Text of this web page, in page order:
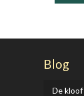
Deze
optie
Blog
De